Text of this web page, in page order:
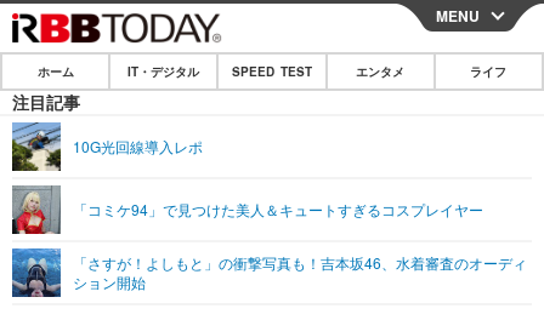
CLOSE
ホーム
IT・デジタル
ショッピング その他
SPEED TEST
エンタメ
エンタメTOP
ライフ
MENU
ホーム IT・デジタル SPEED TEST エンタメ ライフ
注目記事
10G光回線導入レポ
「コミケ94」で見つけた美人＆キュートすぎるコスプレイヤー
「さすが！よしもと」の衝撃写真も！吉本坂46、水着審査のオーディ
ション開始